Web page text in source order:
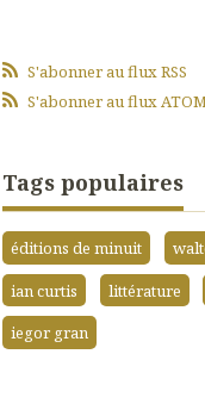
S'abonner au flux RSS
S'abonner au flux
Tags populaires
éditions de minuit
ian curtis
littérature
iegor gran